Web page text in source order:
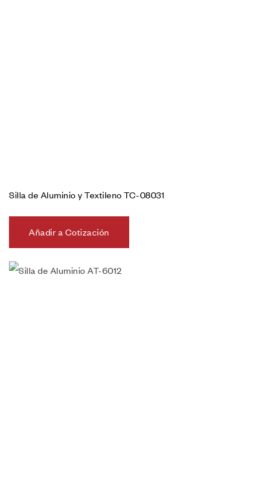
Silla de Aluminio y Textileno TC-08031
Añadir a Cotización